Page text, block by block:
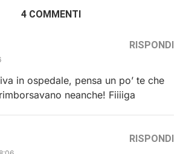
4 COMMENTI
in ospedale, pensa un po’ te che
neanche! Fiiiiga
RISPONDI
RISPONDI